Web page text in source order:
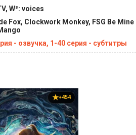
W³: voices
Fox, Clockwork Monkey, FSG Be Mine
- озвучка, 1-40 серия - субтитры
+454